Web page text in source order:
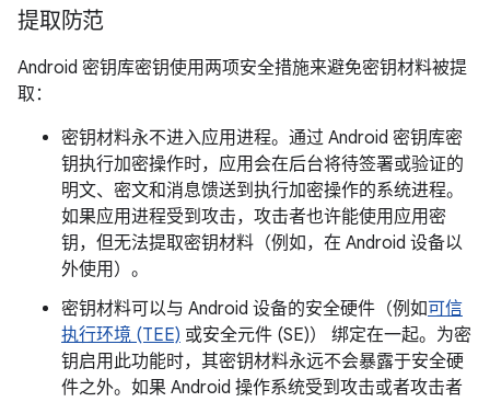
提取防范
Android 密钥库密钥使用两项安全措施来避免密钥材料被提
取：
密钥材料永不进入应用进程。通过 Android 密钥库密
钥执行加密操作时，应用会在后台将待签署或验证的
明文、密文和消息馈送到执行加密操作的系统进程。
如果应用进程受到攻击，攻击者也许能使用应用密
钥，但无法提取密钥材料（例如，在 Android 设备以
外使用）。
密钥材料可以与 Android 设备的安全硬件（例如可信
执行环境 (TEE) 或安全元件 (SE)） 绑定在一起。为密
钥启用此功能时，其密钥材料永远不会暴露于安全硬
件之外。如果 Android 操作系统受到攻击或者攻击者